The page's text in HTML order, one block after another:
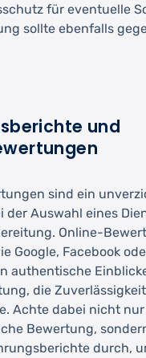
für eventuelle
sollte ebenfalls
und
sind ein
der Auswahl eines
Online-
Google, Facebook
authentische
die
Achte dabei nicht
Bewertung,
durch,